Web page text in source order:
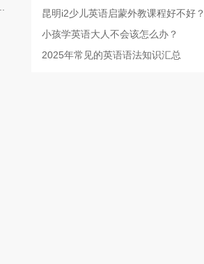
昆明i2少儿英语启蒙外教课程好不好？
小孩学英语大人不会该怎么办？
2025年常见的英语语法知识汇总